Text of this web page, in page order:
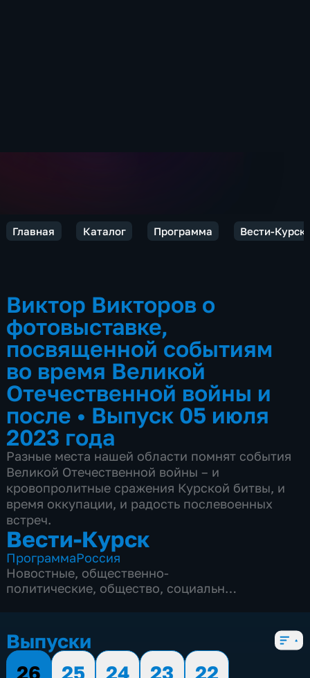
Главная Каталог Программа Вести-Курск
Виктор Викторов о
фотовыставке,
посвященной событиям
во время Великой
Отечественной войны и
после • Выпуск 05 июля
2023 года
Разные места нашей области помнят события
Великой Отечественной войны – и
кровопролитные сражения Курской битвы, и
время оккупации, и радость послевоенных
встреч.
Вести-Курск
ПрограммаРоссия
Новостные, общественно-
политические, общество, социально-
Выпуски
26
25 24 23
22